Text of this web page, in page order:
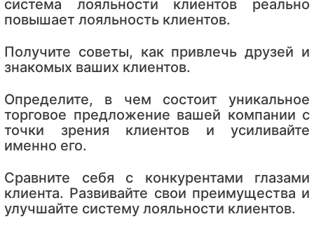
система лояльности клиентов реально
повышает лояльность клиентов.
Получите советы, как привлечь друзей и
знакомых ваших клиентов.
Определите, в чем состоит уникальное
торговое предложение вашей компании с
точки зрения клиентов и усиливайте
именно его.
Сравните себя с конкурентами глазами
клиента. Развивайте свои преимущества и
улучшайте систему лояльности клиентов.